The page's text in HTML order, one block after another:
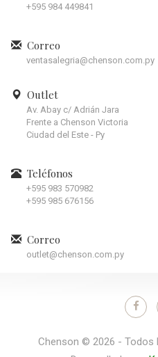
+595 984 449841
Correo
ventasalegria@chenson.com.py
Outlet
Av. Abay c/ Adrián Jara
Frente a Chenson Victoria
Ciudad del Este - Py
Teléfonos
+595 983 570982
+595 985 676156
Correo
outlet@chenson.com.py
Chenson © 2026 - Todos